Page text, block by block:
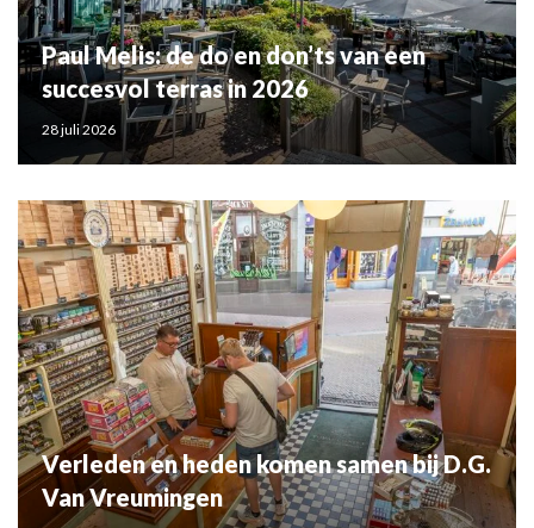
Paul Melis: de do en don’ts van een
succesvol terras in 2026
28 juli 2026
Verleden en heden komen samen bij D.G.
Van Vreumingen